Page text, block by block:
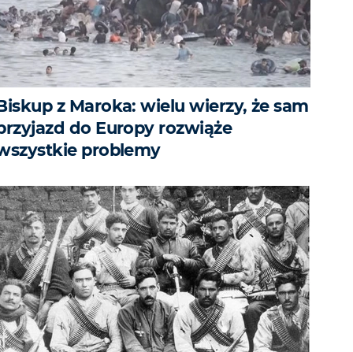
z Maroka: wielu wierzy, że sam
do Europy rozwiąże
problemy